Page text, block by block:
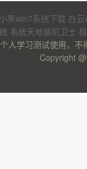
小黑win7系统下载 白
系统天地装机卫士
人学习测试使用，
Copyright